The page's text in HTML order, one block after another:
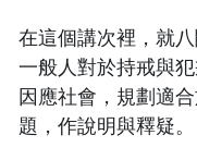
在這個講次裡，就
一般人對於持戒與
因應社會，規劃適
題，作說明與釋疑。